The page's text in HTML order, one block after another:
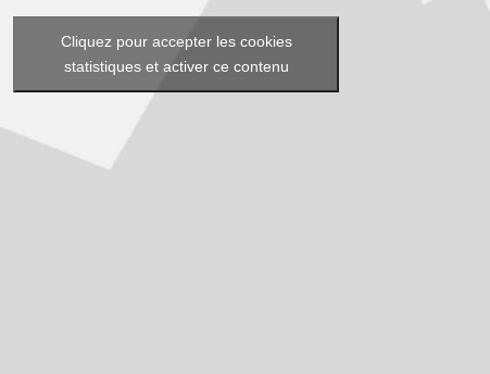
Cliquez pour accepter les cookies
statistiques et activer ce contenu